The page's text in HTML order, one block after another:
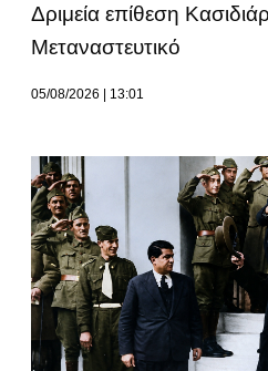
Δριμεία επίθεση
Μεταναστευτικό
05/08/2026 13:01